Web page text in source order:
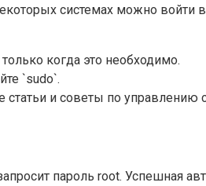
системах можно войти
когда это необходимо.
`sudo`.
статьи и советы по управлению
пароль root. Успешная